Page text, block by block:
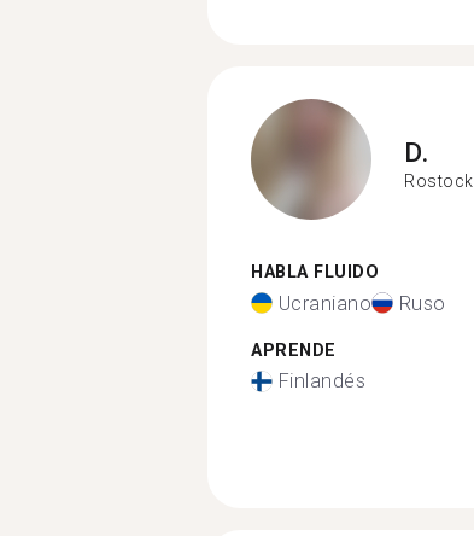
D.
Rostock
HABLA FLUIDO
Ucraniano Ruso
APRENDE
Finlandés